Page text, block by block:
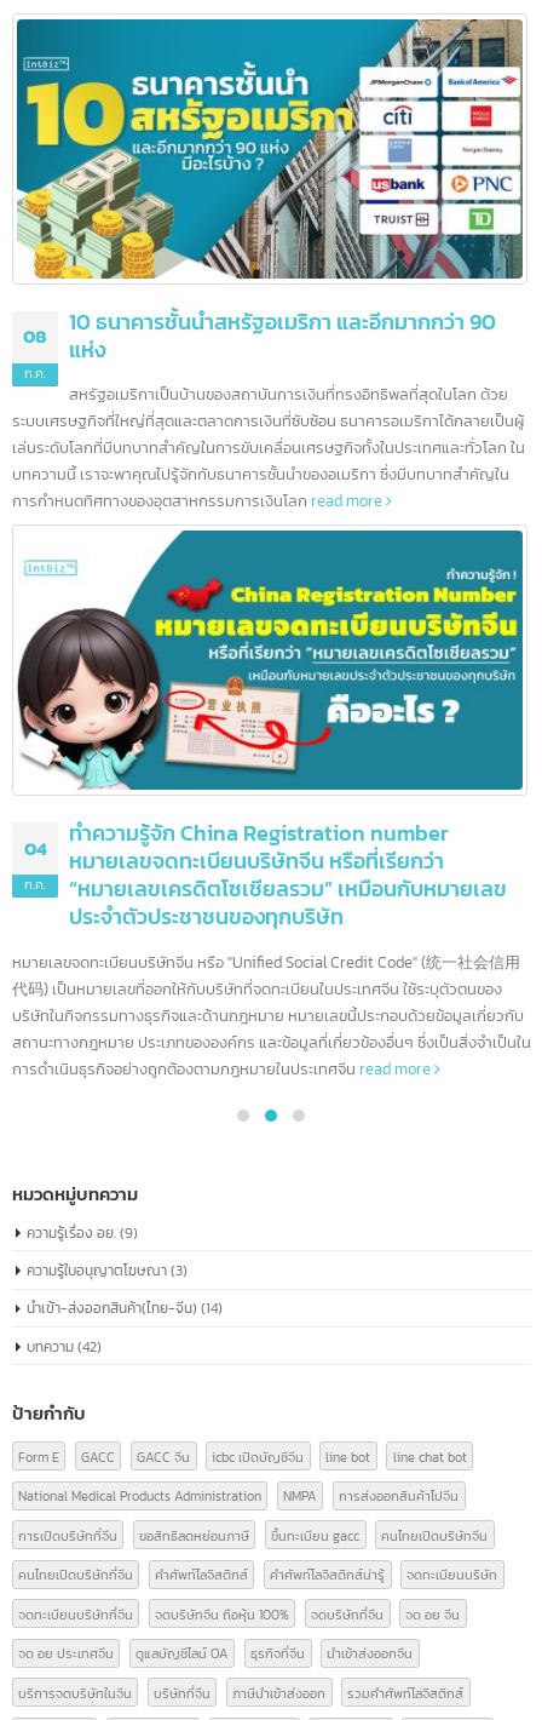
ก.ค.
10 ธนาคารชั้นนำในฮ่องกง และอีกมากกว่า 200
ข้อมูลเกี่ยวกับการธนาคารในประเทศฮ่องกง การเรียนรู้ข้อมูลเบื้องต้นข
ธนาคารต่างๆก่อนที่จะลงทุนจึงเป็นอื่นเรื่องที่ไม่ควรมองข้าม ปัจจุบัน ตลาดธุรกิจ
ฮ่องกงยังคงมีความมั่นคงและมีโอกาสมากมาย นั่นจึงเป็นอีกหนึ่งเหตุผลที่น่าสนใ
การลงทุนเป็นอย่างยิ่ง
08 10 ธนาคารชั้นนำสหรัฐอเมริกา และอีกมากกว่า 90
แห่ง
สหรัฐอเมริกาเป็นบ้านของสถาบันการเงินที่ทรงอิทธิพลที่สุดในโลก ด้วย
ระบบเศรษฐกิจที่ใหญ่ที่สุดและตลาดการเงินที่ซับซ้อน ธนาคารอเมริกาได้กลายเป็
เล่นระดับโลกที่มีบทบาทสำคัญในการขับเคลื่อนเศรษฐกิจทั้งในประเทศและทั่วโลก
บทความนี้ เราจะพาคุณไปรู้จักกับธนาคารชั้นนำของอเมริกา ซึ่งมีบทบาทสำคัญใน
การกำหนดทิศทางของอุตสาหกรรมการเงินโลกread more
ทำความรู้จัก China Registration number
หมายเลขจดทะเบียนบริษัทจีน หรือที่เรียกว่า
หมายเลขจดทะเบียนบริษัทจีน หรือ "Unified Social Credit Code" (统一社会信
代码) เป็นหมายเลขที่ออกให้กับบริษัทที่จดทะเบียนในประเทศจีน ใช้ระบุตัวตนของ
บริษัทในกิจกรรมทางธุรกิจและด้านกฎหมาย หมายเลขนี้ประกอบด้วยข้อมูลเกี่ยว
สถานะทางกฎหมาย ประเภทขององค์กร และข้อมูลที่เกี่ยวข้องอื่นๆ ซึ่งเป็นสิ่งจำเป็
การดำเนินธุรกิจอย่างถูกต้องตามกฎหมายในประเทศจีนread more
หมวดหมู่บทความ
ความรู้เรื่อง อย.(9)
ความรู้ใบอนุญาตโฆษณา(3)
นำเข้า-ส่งออกสินค้า(ไทย-จีน)(14)
บทความ(42)
ป้ายกำกับ